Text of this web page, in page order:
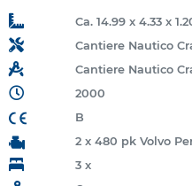
Ca. 14.99 x 4.33 x
Cantiere Nautico
Cantiere Nautico
2000
B
2 x 480 pk Volvo
3 x